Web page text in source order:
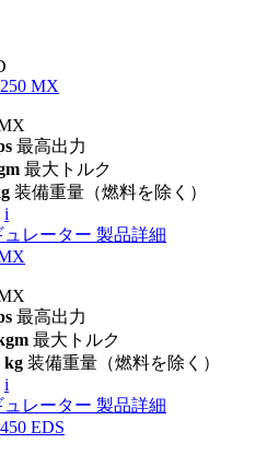
MX
最高出力
最大トルク
装備重量（燃料を除く）
i
ュレーター 製品詳細
最高出力
最大トルク
kg 装備重量（燃料を除く）
i
ュレーター 製品詳細
EDS